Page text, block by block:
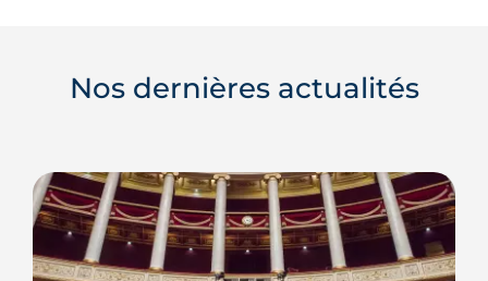
Nos dernières actualités